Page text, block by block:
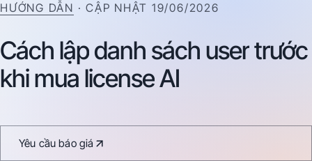
HƯỚNG DẪN · CẬP NHẬT 19/06/2026
Cách lậpdanh sách usertrước
khimua licenseAI
Yêu cầu báo giá